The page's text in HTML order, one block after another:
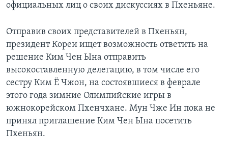
официальных лиц о своих дискуссиях в Пхеньяне.
Отправив своих представителей в Пхеньян,
президент Кореи ищет возможность ответить на
решение Ким Чен Ына отправить
высокоставленную делегацию, в том числе его
сестру Ким Ё Чжон, на состоявшиеся в феврале
этого года зимние Олимпийские игры в
южнокорейском Пхенчхане. Мун Чже Ин пока не
принял приглашение Ким Чен Ына посетить
Пхеньян.